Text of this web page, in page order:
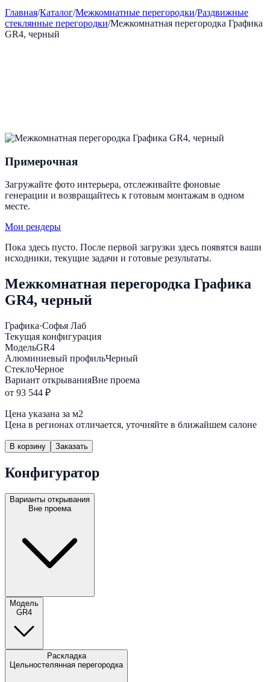
Главная/Каталог/Межкомнатные перегородки/Раздвижные
стеклянные перегородки/Межкомнатная перегородка Графика
GR4, черный
Примерочная
Загружайте фото интерьера, отслеживайте фоновые
генерации и возвращайтесь к готовым монтажам в одном
месте.
Мои рендеры
Пока здесь пусто. После первой загрузки здесь появятся ваши
исходники, текущие задачи и готовые результаты.
Межкомнатная перегородка Графика
GR4, черный
Графика·Софья Лаб
Текущая конфигурация
МодельGR4
Алюминиевый профильЧерный
СтеклоЧерное
Вариант открыванияВне проема
от 93 544 ₽
Цена указана за м2
Цена в регионах отличается, уточняйте в ближайшем салоне
В корзину Заказать
Конфигуратор
Варианты открывания
Вне проема
Модель
GR4
Раскладка
Цельностелянная перегородка